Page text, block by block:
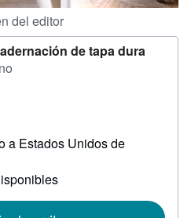
del editor
de tapa dura
a Estados Unidos de